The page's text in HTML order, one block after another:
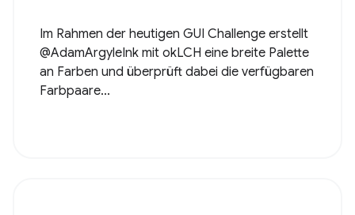
Im Rahmen der heutigen GUI Challenge erstellt
@AdamArgyleInk mit okLCH eine breite Palette
an Farben und überprüft dabei die verfügbaren
Farbpaare...